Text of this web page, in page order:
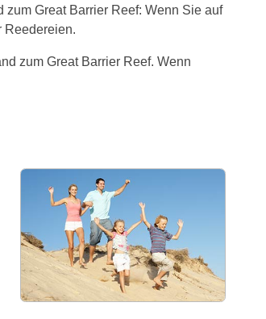
Great Barrier Reef: Wenn Sie auf
Reedereien.
zum Great Barrier Reef. Wenn